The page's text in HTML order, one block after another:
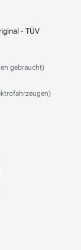
- TÜV
gebraucht)